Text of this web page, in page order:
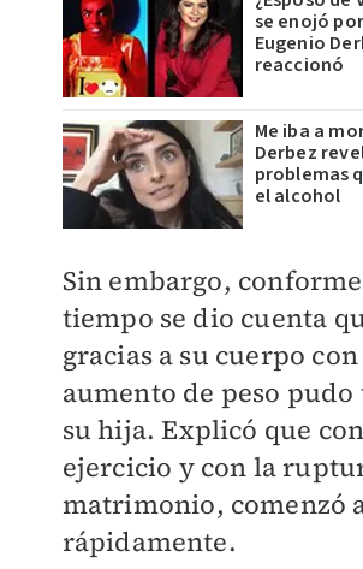
se enojó
Eugenio
reaccionó
Me iba a
Derbez
problemas
el alcohol
Sin embargo,
tiempo se dio cuenta
gracias a su cuerpo con
aumento de peso pudo
su hija. Explicó que con
ejercicio y con la
matrimonio, comenzó
rápidamente.